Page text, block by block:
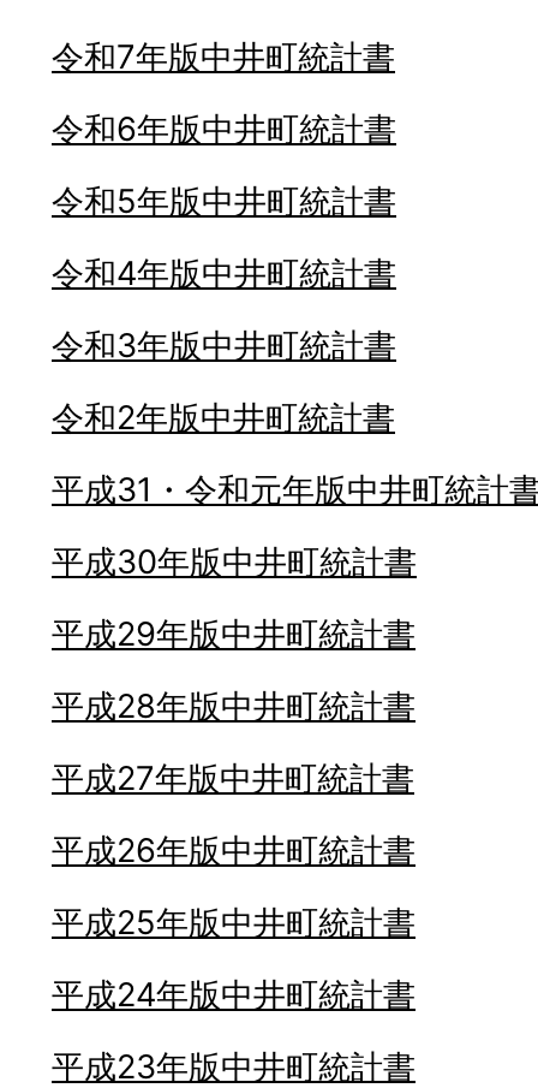
令和7年版中井町統計書
令和6年版中井町統計書
令和5年版中井町統計書
令和4年版中井町統計書
令和3年版中井町統計書
令和2年版中井町統計書
平成31・令和元年版中井町統計
平成30年版中井町統計書
平成29年版中井町統計書
平成28年版中井町統計書
平成27年版中井町統計書
平成26年版中井町統計書
平成25年版中井町統計書
平成24年版中井町統計書
平成23年版中井町統計書